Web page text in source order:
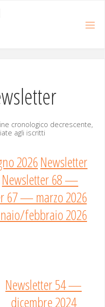
crono­logi­co decres­cente,
agli iscritti
2026Newsletter
Newsletter 68 —
67 — marzo 2026
febbraio 2026
Newsletter 54 —
dicembre 2024